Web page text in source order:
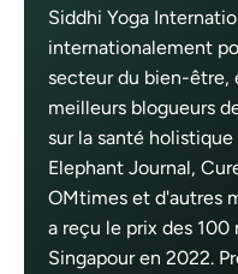
Siddhi Yoga
internationalement
secteur du bien-être,
meilleurs blogueurs
sur la santé
Elephant Journal,
OMtimes et d'autres
a reçu le prix des
Singapour en 2022.